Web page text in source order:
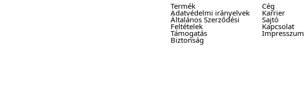
Termék
Adatvédelmi irányelvek
Általános Szerződési
Feltételek
Támogatás
Biztonság
Cég
Karrier
Sajtó
Kapcsolat
Impresszum